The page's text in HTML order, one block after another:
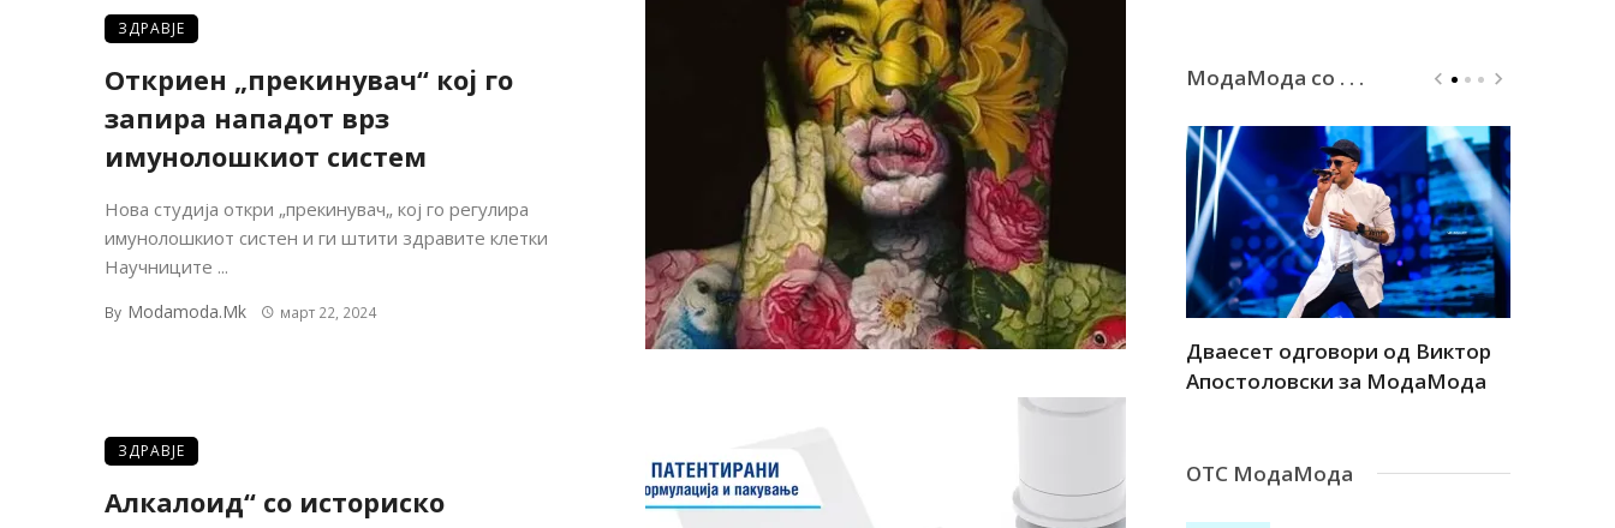
ЗДРАВЈЕ
Откриен „прекинувач“ кој го
запира нападот врз
имунолошкиот систем
Нова студија откри „прекинувач„ кој го регулира
имунолошкиот систен и ги штити здравите клетки
Научниците ...
By Modamoda.mk март 22, 2024
ЗДРАВЈЕ
Алкалоид“ со историско
МодаМода со . . .
Дваесет одговори од Милена Дваесет одговори за
Ристовски Принц
Дваесет одговори од Виктор
Апостоловски за МодаМода
ОТС МодаМода